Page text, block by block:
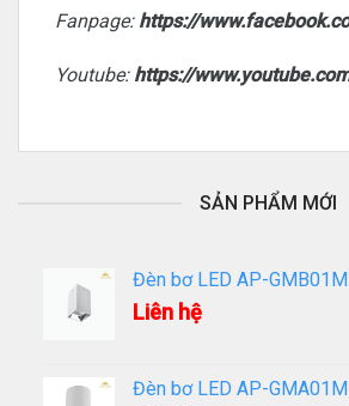
Fanpage: https://
Youtube: https://
SẢN PHẨM MỚI
Đèn bơ LED AP-
Liên hệ
Đèn bơ LED AP-